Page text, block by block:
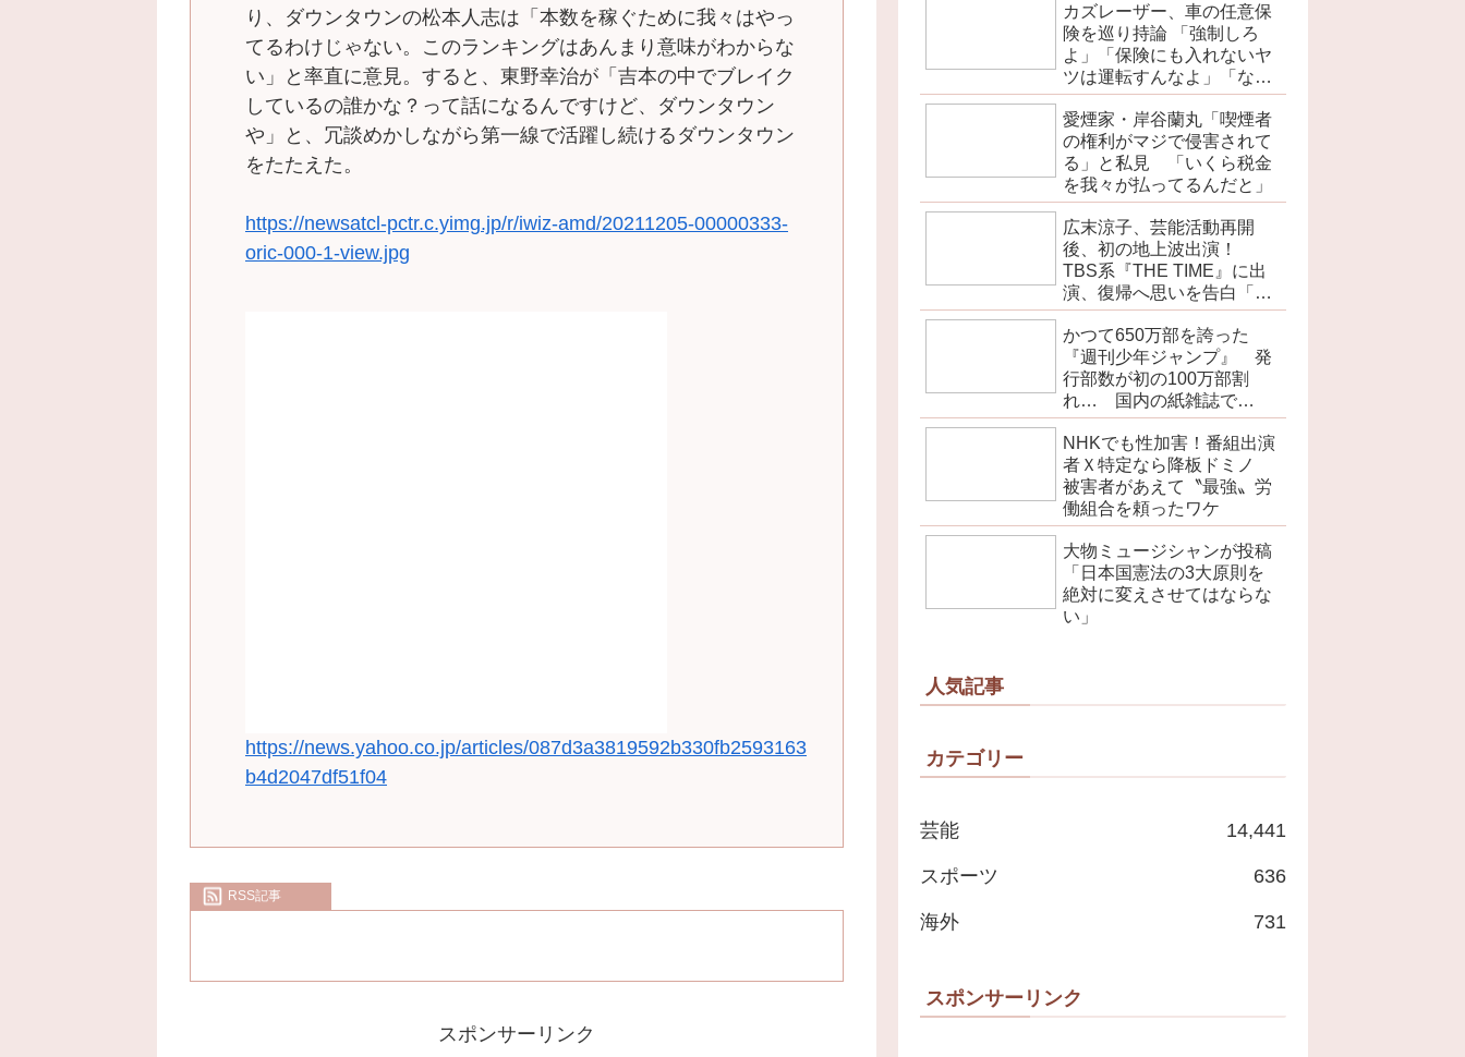
り、ダウンタウンの松本人志は「本数を稼ぐために我々はやっ
てるわけじゃない。このランキングはあんまり意味がわからな
い」と率直に意見。すると、東野幸治が「吉本の中でブレイク
しているの誰かな？って話になるんですけど、ダウンタウン
や」と、冗談めかしながら第一線で活躍し続けるダウンタウン
をたたえた。
https://newsatcl-pctr.c.yimg.jp/r/iwiz-amd/20211205-00000333-
oric-000-1-view.jpg
https://news.yahoo.co.jp/articles/087d3a3819592b330fb2593163
b4d2047df51f04
RSS記事
スポンサーリンク
カズレーザー、車の任意保
険を巡り持論 「強制しろ
よ」「保険にも入れないヤ
ツは運転すんなよ」「なん
で法律を改正しないの？」
愛煙家・岸谷蘭丸「喫煙者
の権利がマジで侵害されて
る」と私見 「いくら税金
を我々が払ってるんだと」
広末涼子、芸能活動再開
後、初の地上波出演！
TBS系『THE TIME』に出
演、復帰へ思いを告白「自
分の弱い部分だったり…」
かつて650万部を誇った
『週刊少年ジャンプ』 発
行部数が初の100万部割
れ… 国内の紙雑誌で
「100万部超」ゼロに
NHKでも性加害！番組出演
者Ｘ特定なら降板ドミノ
被害者があえて〝最強〟労
働組合を頼ったワケ
大物ミュージシャンが投稿
「日本国憲法の3大原則を
絶対に変えさせてはならな
い」
人気記事
カテゴリー
芸能 14,441
スポーツ 636
海外 731
スポンサーリンク